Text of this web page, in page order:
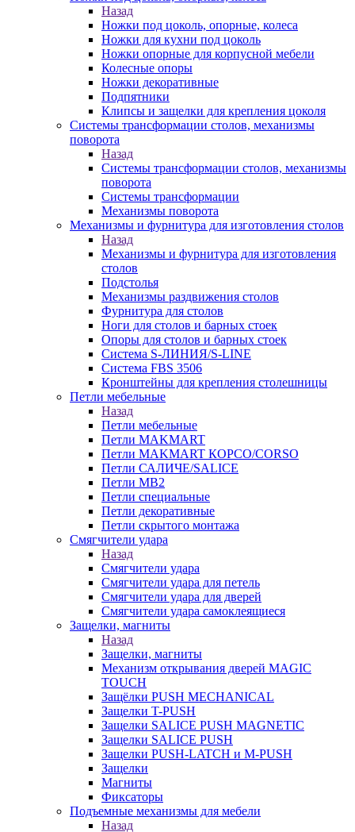
Назад
Ножки под цоколь, опорные, колеса
Ножки для кухни под цоколь
Ножки опорные для корпусной мебели
Колесные опоры
Ножки декоративные
Подпятники
Клипсы и защелки для крепления цоколя
Системы трансформации столов, механизмы
поворота
Назад
Системы трансформации столов, механизмы
поворота
Системы трансформации
Механизмы поворота
Механизмы и фурнитура для изготовления столов
Назад
Механизмы и фурнитура для изготовления
столов
Подстолья
Механизмы раздвижения столов
Фурнитура для столов
Ноги для столов и барных стоек
Опоры для столов и барных стоек
Система S-ЛИНИЯ/S-LINE
Система FBS 3506
Кронштейны для крепления столешницы
Петли мебельные
Назад
Петли мебельные
Петли MAKMART
Петли MAKMART КОРСО/CORSO
Петли САЛИЧЕ/SALICE
Петли MB2
Петли специальные
Петли декоративные
Петли скрытого монтажа
Смягчители удара
Назад
Смягчители удара
Смягчители удара для петель
Смягчители удара для дверей
Cмягчители удара самоклеящиеся
Защелки, магниты
Назад
Защелки, магниты
Механизм открывания дверей MAGIC
TOUCH
Защёлки PUSH MECHANICAL
Защелки T-PUSH
Защелки SALICE PUSH MAGNETIC
Защелки SALICE PUSH
Защелки PUSH-LATCH и M-PUSH
Защелки
Магниты
Фиксаторы
Подъемные механизмы для мебели
Назад